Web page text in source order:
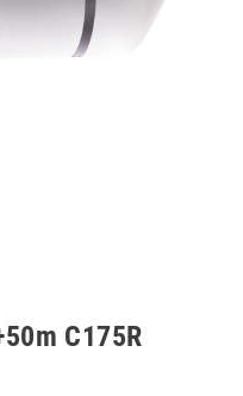
C175R